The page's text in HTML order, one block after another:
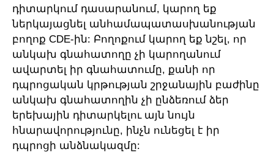
դիտարկում դասարանում, կարող եք
ներկայացնել անհամապատասխանության
բողոք CDE-ին: Բողոքում կարող եք նշել, որ
անկախ գնահատողը չի կարողանում
ավարտել իր գնահատումը, քանի որ
դպրոցական կրթության շրջանային բաժինը
անկախ գնահատողին չի ընձեռում ձեր
երեխային դիտարկելու այն նույն
հնարավորությունը, ինչն ունեցել է իր
դպրոցի անձնակազմը: